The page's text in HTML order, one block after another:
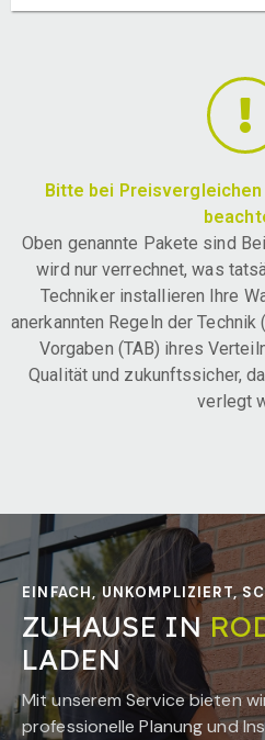
Bitte bei
Oben genannte Pakete sind
wird nur verrechnet, was
Techniker installieren Ihre
anerkannten Regeln der Technik
Vorgaben (TAB) ihres
Qualität und zukunftssicher,
verlegt
EINFACH, UNKOMPLIZIERT,
ZUHAUSE IN
LADEN
Mit unserem Service bieten
professionelle Planung und